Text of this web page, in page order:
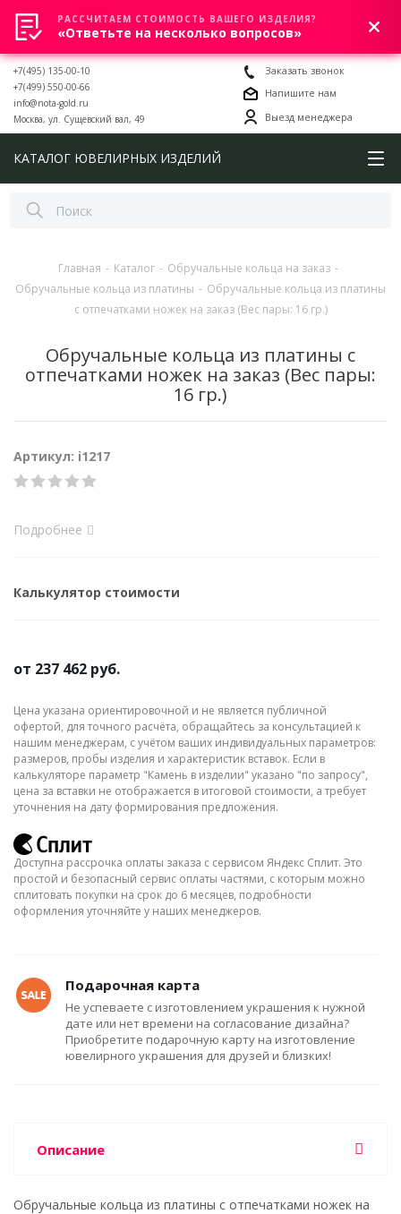
0
+7(495) 135-00-10
+7(499) 550-00-66
info@nota-gold.ru
Москва, ул. Сущевский вал, 49
Заказать звонок
Напишите нам
Выезд менеджера
КАТАЛОГ ЮВЕЛИРНЫХ ИЗДЕЛИЙ
Главная - Каталог - Обручальные кольца на заказ -
Обручальные кольца из платины - Обручальные кольца из платины
с отпечатками ножек на заказ (Вес пары: 16 гр.)
Обручальные кольца из платины с
отпечатками ножек на заказ (Вес пары:
16 гр.)
Артикул: i1217
Подробнее
Калькулятор стоимости
от 237 462 руб.
Цена указана ориентировочной и не является публичной
офертой, для точного расчёта, обращайтесь за консультацией к
нашим менеджерам, с учётом ваших индивидуальных параметров:
размеров, пробы изделия и характеристик вставок. Если в
калькуляторе параметр "Камень в изделии" указано "по запросу",
цена за вставки не отображается в итоговой стоимости, а требует
уточнения на дату формирования предложения.
Доступна рассрочка оплаты заказа с сервисом Яндекс Сплит. Это
простой и безопасный сервис оплаты частями, с которым можно
сплитовать покупки на срок до 6 месяцев, подробности
оформления уточняйте у наших менеджеров.
Подарочная карта
Не успеваете с изготовлением украшения к нужной
дате или нет времени на согласование дизайна?
Приобретите подарочную карту на изготовление
ювелирного украшения для друзей и близких!
Описание
Обручальные кольца из платины с отпечатками ножек на
РАССЧИТАЕМ СТОИМОСТЬ ВАШЕГО ИЗДЕЛИЯ?
«Ответьте на несколько вопросов»